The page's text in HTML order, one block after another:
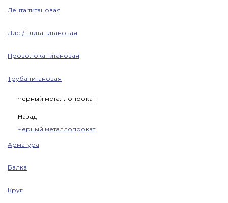
Лента титановая
Лист/Плита титановая
Проволока титановая
Труба титановая
Черный металлопрокат
Назад
Черный металлопрокат
Арматура
Балка
Круг